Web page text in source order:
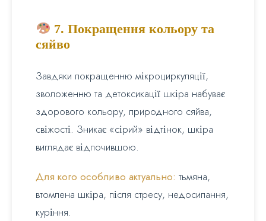
7. Покращення кольору та
сяйво
Завдяки покращенню мікроциркуляції,
зволоженню та детоксикації шкіра набуває
здорового кольору, природного сяйва,
свіжості. Зникає «сірий» відтінок, шкіра
виглядає відпочившою.
Для кого особливо актуально: тьмяна,
втомлена шкіра, після стресу, недосипання,
куріння.